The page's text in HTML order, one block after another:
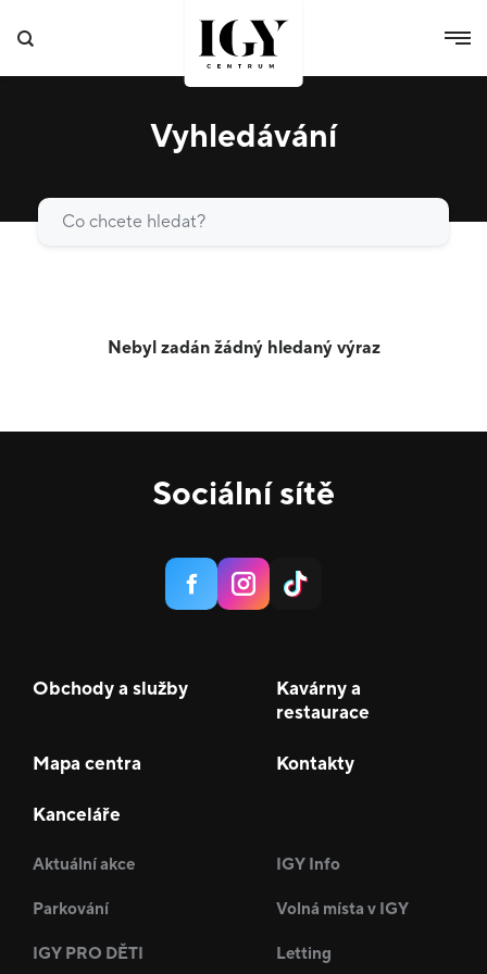
Vyhledávání
Vyhledat
Nebyl zadán žádný hledaný výraz
Sociální sítě
Obchody a služby
Kavárny a
restaurace
Mapa centra Kontakty
Kanceláře
Aktuální akce IGY Info
Parkování Volná místa v IGY
IGY PRO DĚTI Letting